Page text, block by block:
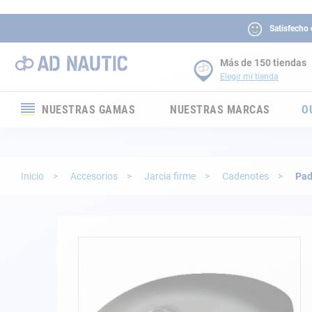
Satisfecho
Más de 150 tiendas
Elegir mi tienda
NUESTRAS GAMAS
Electricidad
NUESTRAS MARCAS
Inicio Accesorios Jarcia firme Cadenotes